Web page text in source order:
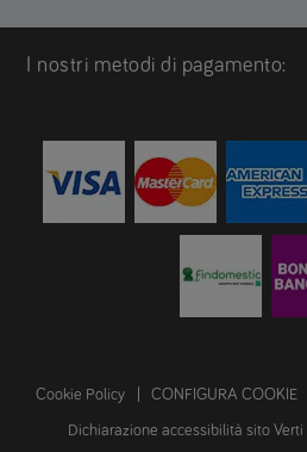
I nostri metodi di pagamento:
Cookie Policy CONFIGURA COOKIE
Dichiarazione accessibilità sito Verti